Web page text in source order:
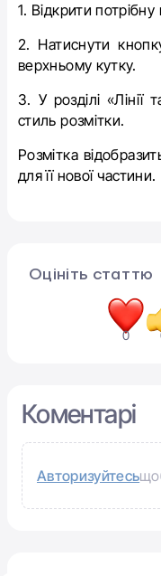
1. Відкрити потрібну
2. Натиснути
верхньому кутку.
3. У розділі «Лінії
стиль розмітки.
Розмітка
для її нової частини.
Оцініть статтю
0
Коментарі
Авторизуйтесь